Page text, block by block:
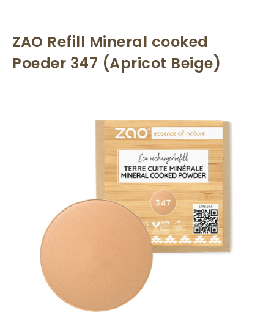
ZAO Refill Mineral cooked
Poeder 347 (Apricot Beige)